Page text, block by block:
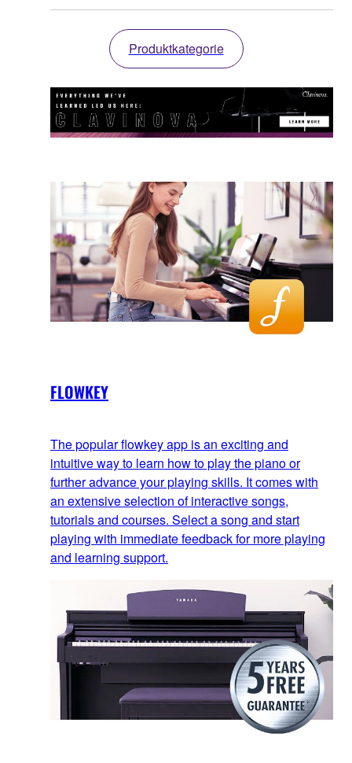
Produktkategorie
FLOWKEY
The popular flowkey app is an exciting and
intuitive way to learn how to play the piano or
further advance your playing skills. It comes with
an extensive selection of interactive songs,
tutorials and courses. Select a song and start
playing with immediate feedback for more playing
and learning support.